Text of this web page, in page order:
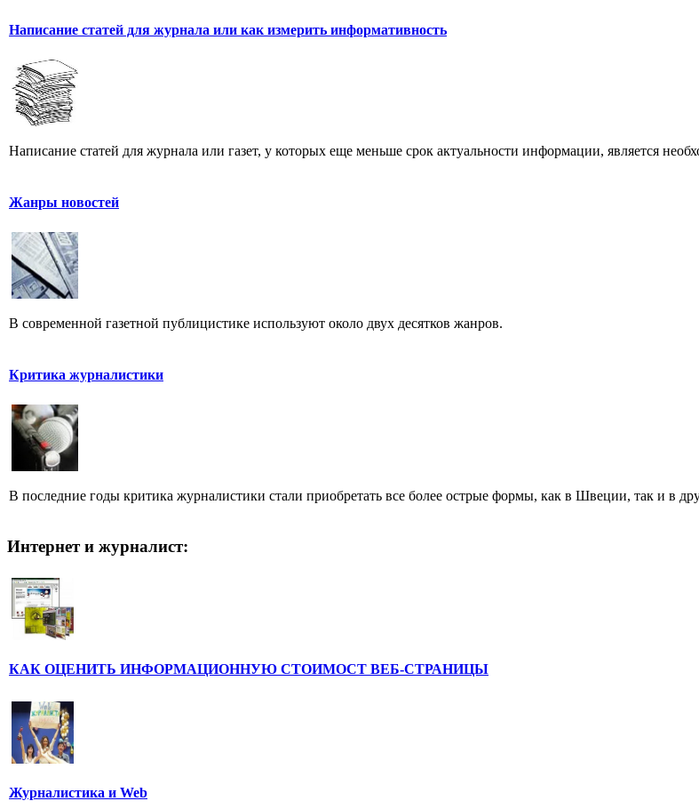
Написание статей для журнала или как измерить информативность
Написание статей для журнала или газет, у которых еще меньше срок актуальности информации, является
Жанры новостей
В современной газетной публицистике используют около двух десятков жанров.
Критика журналистики
В последние годы критика журналистики стали приобретать все более острые формы, как в Швеции, так и в
Интернет и журналист:
КАК ОЦЕНИТЬ ИНФОРМАЦИОННУЮ СТОИМОСТ ВЕБ-СТРАНИЦЫ
Журналистика и Web